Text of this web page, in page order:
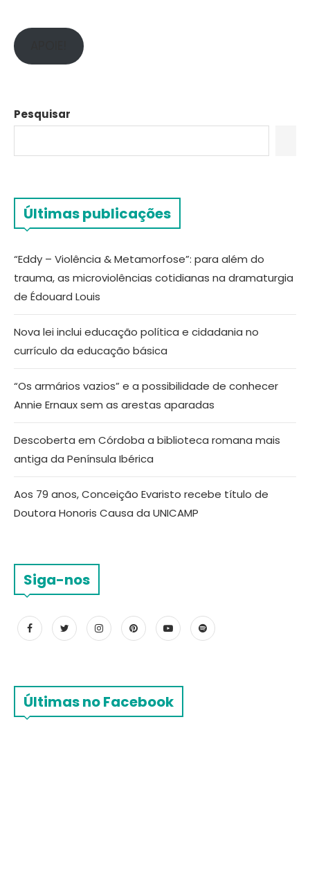
Pesquisar
Últimas publicações
“Eddy – Violência & Metamorfose”: para além do
trauma, as microviolências cotidianas na dramaturgia
de Édouard Louis
Nova lei inclui educação política e cidadania no
currículo da educação básica
“Os armários vazios” e a possibilidade de conhecer
Annie Ernaux sem as arestas aparadas
Descoberta em Córdoba a biblioteca romana mais
antiga da Península Ibérica
Aos 79 anos, Conceição Evaristo recebe título de
Doutora Honoris Causa da UNICAMP
Siga-nos
Últimas no Facebook